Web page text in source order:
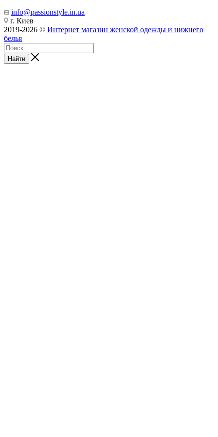
info@passionstyle.in.ua
г. Киев
2019-2026 © Интернет магазин женской одежды и нижнего
белья
Найти